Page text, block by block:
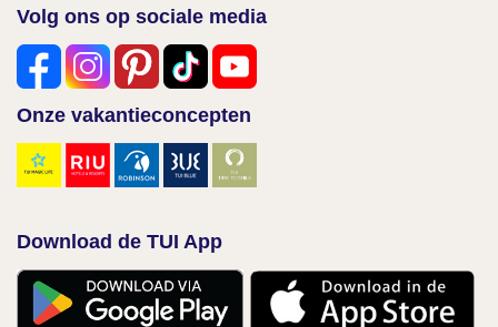
Volg ons op sociale media
Onze vakantieconcepten
Download de TUI App